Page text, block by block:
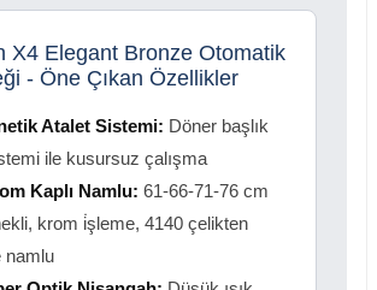
X4 Elegant Bronze Otomatik
- Öne Çıkan Özellikler
Atalet Sistemi: Döner başlık
ile kusursuz çalışma
Kaplı Namlu: 61-66-71-76 cm
krom i̇şleme, 4140 çelikten
namlu